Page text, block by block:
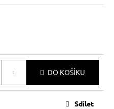
DO KOŠÍKU
Sdílet